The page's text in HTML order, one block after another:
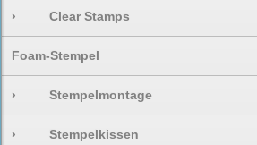
› Clear Stamps
Foam-Stempel
› Stempelmontage
› Stempelkissen